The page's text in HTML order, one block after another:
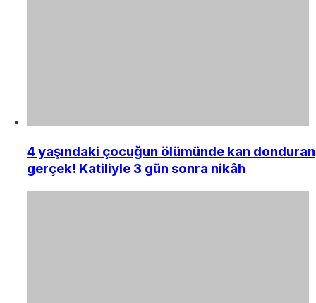
4 yaşındaki çocuğun ölümünde kan donduran
gerçek! Katiliyle 3 gün sonra nikâh